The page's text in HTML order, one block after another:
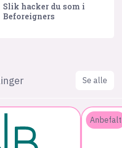
Slik hacker du som i
Beforeigners
Se alle
Anbefalt